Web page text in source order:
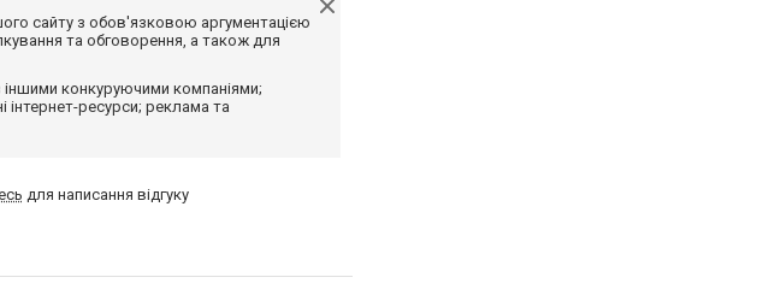
сайту з обов'язковою аргументацією
та обговорення, а також для
конкуруючими компаніями;
інтернет-ресурси; реклама та
для написання відгуку